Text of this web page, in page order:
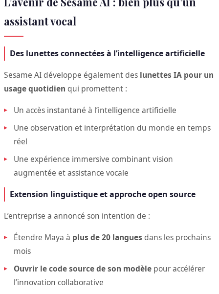
assistant vocal
Des lunettes connectées à l’intelligence artificielle
Sesame AI développe également des lunettes IA pour un
usage quotidien qui promettent :
Un accès instantané à l’intelligence artificielle
Une observation et interprétation du monde en temps
réel
Une expérience immersive combinant vision
augmentée et assistance vocale
Extension linguistique et approche open source
L’entreprise a annoncé son intention de :
Étendre Maya à plus de 20 langues dans les prochains
mois
Ouvrir le code source de son modèle pour accélérer
l’innovation collaborative